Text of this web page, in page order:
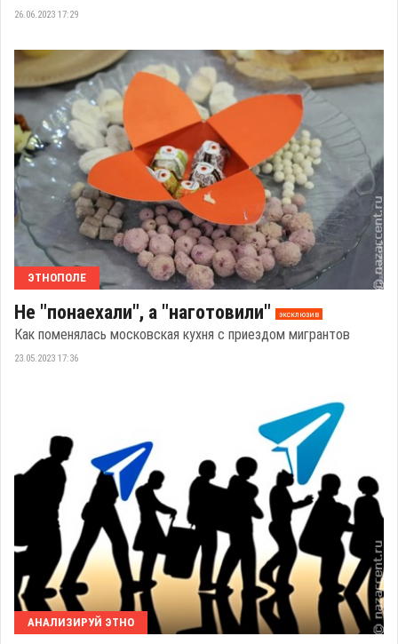
26.06.2023 17:29
ЭТНОПОЛЕ
Не "понаехали", а "наготовили" эксклюзив
Как поменялась московская кухня с приездом мигрантов
23.05.2023 17:36
АНАЛИЗИРУЙ ЭТНО